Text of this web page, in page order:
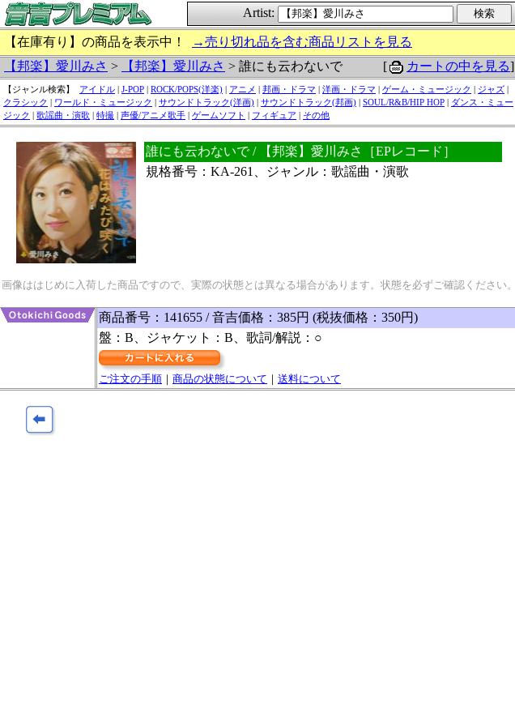
Artist:
【在庫有り】の商品を表示中！
→売り切れ品を含む商品リストを見る
【邦楽】愛川みさ > 【邦楽】愛川みさ > 誰にも云わないで [ カートの中を見る]
【ジャンル検索】 アイドル | J-POP | ROCK/POPS(洋楽) | アニメ | 邦画・ドラマ | 洋画・ドラマ | ゲーム・ミュージック | ジャズ |
クラシック | ワールド・ミュージック | サウンドトラック(洋画) | サウンドトラック(邦画) | SOUL/R&B/HIP HOP | ダンス・ミュー
ジック | 歌謡曲・演歌 | 特撮 | 声優/アニメ歌手 | ゲームソフト | フィギュア | その他
誰にも云わないで / 【邦楽】愛川みさ［EPレコード］
規格番号：KA-261、ジャンル：歌謡曲・演歌
画像ははじめに入荷した商品ですので、実際の状態とは異なる場合があります。状態を必ずご確認ください。
商品番号：141655 / 音吉価格：385円 (税抜価格：350円)
盤：B、ジャケット：B、歌詞/解説：○
ご注文の手順 ｜ 商品の状態について ｜ 送料について